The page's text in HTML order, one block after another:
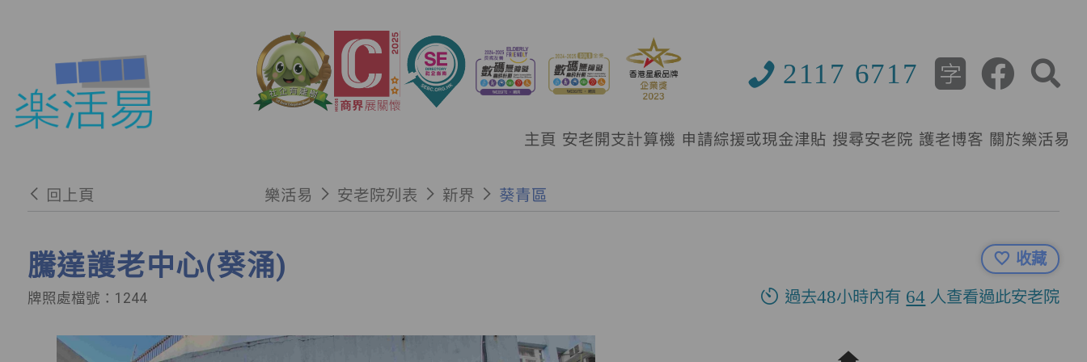
2117 6717
主頁 安老開支計算機 申請綜援或現金津貼 搜尋安老院 護老博客 關於樂活易
回上頁 樂活易 安老院列表 新界 葵青區
騰達護老中心(葵涌)
牌照處檔號：1244
收藏
過去48小時內有 64 人查看過此安老院